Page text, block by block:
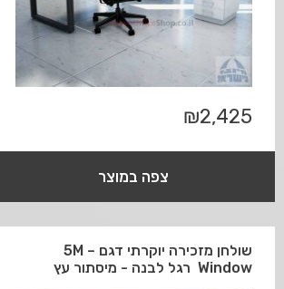
₪2,425
צפה במוצר
שולחן מזכירה יוקרתי דגם 5M –
Window רגל לבנה - מיסתור עץ